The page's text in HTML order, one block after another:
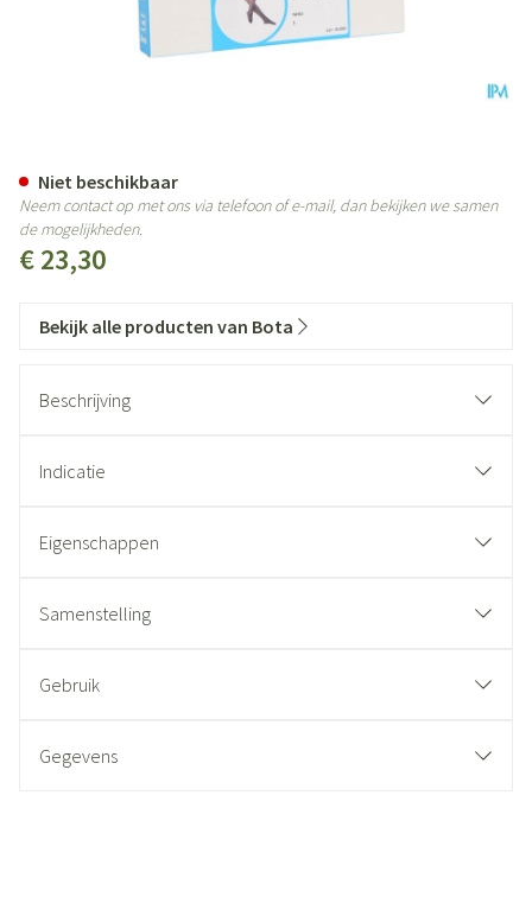
€ 23,30
Niet beschikbaar
Neem contact op met ons via telefoon of e-mail, dan bekijken we samen
de mogelijkheden.
Bekijk alle producten van Bota
Beschrijving
Indicatie
Eigenschappen
Samenstelling
Gebruik
Gegevens